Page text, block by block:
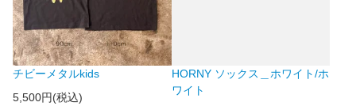
チビーメタルkids
5,500円(税込)
HORNY ソックス＿ホワイト/ホ
ワイト